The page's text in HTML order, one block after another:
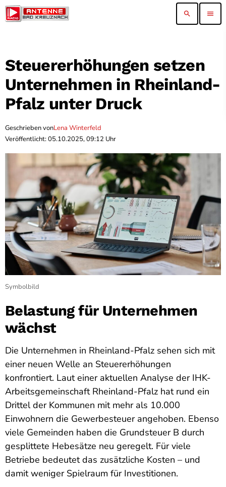
search menu
Steuererhöhungen setzen
Unternehmen in Rheinland-
Pfalz unter Druck
Geschrieben vonLena Winterfeld
Veröffentlicht: 05.10.2025, 09:12 Uhr
Symbolbild
Belastung für Unternehmen
wächst
Die Unternehmen in Rheinland-Pfalz sehen sich mit
einer neuen Welle an Steuererhöhungen
konfrontiert. Laut einer aktuellen Analyse der IHK-
Arbeitsgemeinschaft Rheinland-Pfalz hat rund ein
Drittel der Kommunen mit mehr als 10.000
Einwohnern die Gewerbesteuer angehoben. Ebenso
viele Gemeinden haben die Grundsteuer B durch
gesplittete Hebesätze neu geregelt. Für viele
Betriebe bedeutet das zusätzliche Kosten – und
damit weniger Spielraum für Investitionen.